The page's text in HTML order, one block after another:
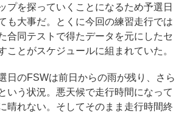
プを探っていくことになるため予選日
も大事だ。とくに今回の練習走行では
合同テストで得たデータを元にしたセ
ことがスケジュールに組まれていた。
日のFSWは前日からの雨が残り、さら
いう状況。悪天候で走行時間になって
晴れない。そしてそのまま走行時間終